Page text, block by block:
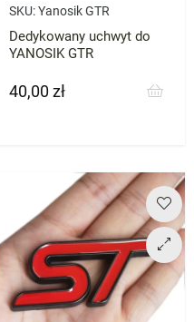
SKU:Yanosik GTR
Dedykowany uchwyt do
YANOSIK GTR
Cena
40,00 zł